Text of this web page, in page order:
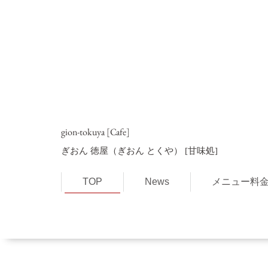
gion-tokuya [Cafe]
ぎおん 徳屋（ぎおん とくや） [甘味処]
TOP News メニュー料